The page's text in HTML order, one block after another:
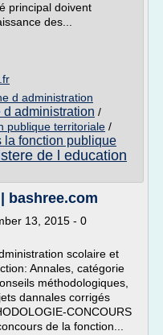
principal doivent
des...
d administration
administration /
publique territoriale /
la fonction publique
de l education
bashree.com
13, 2015 - 0
scolaire et
Annales, catégorie
méthodologiques,
dannales corrigés
CONCOURS
de la fonction...